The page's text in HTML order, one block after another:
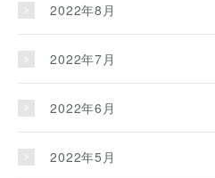
2022年8月
2022年7月
2022年6月
2022年5月